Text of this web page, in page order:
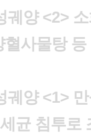
궤양 <2>
혈사물탕
궤양 <1>
세균 침투